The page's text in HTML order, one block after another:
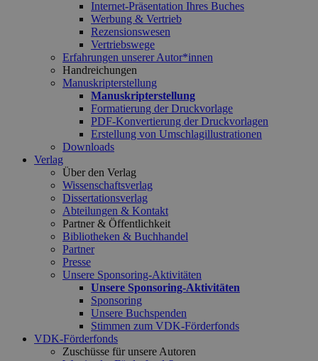
Internet-Präsentation Ihres Buches
Werbung & Vertrieb
Rezensionswesen
Vertriebswege
Erfahrungen unserer Autor*innen
Handreichungen
Manuskripterstellung
Manuskripterstellung
Formatierung der Druckvorlage
PDF-Konvertierung der Druckvorlagen
Erstellung von Umschlagillustrationen
Downloads
Verlag
Über den Verlag
Wissenschaftsverlag
Dissertationsverlag
Abteilungen & Kontakt
Partner & Öffentlichkeit
Bibliotheken & Buchhandel
Partner
Presse
Unsere Sponsoring-Aktivitäten
Unsere Sponsoring-Aktivitäten
Sponsoring
Unsere Buchspenden
Stimmen zum VDK-Förderfonds
VDK-Förderfonds
Zuschüsse für unsere Autoren